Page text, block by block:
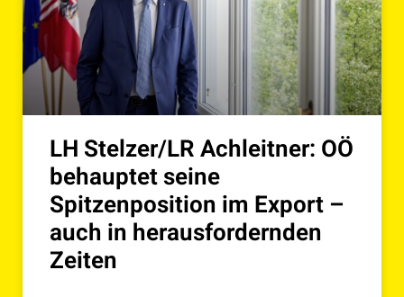
LH Stelzer/LR Achleitner: OÖ
behauptet seine
Spitzenposition im Export –
auch in herausfordernden
Zeiten